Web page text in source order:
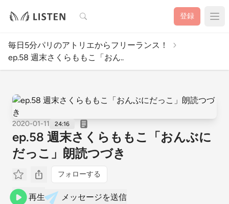
検索 登録
毎日5分パリのアトリエからフリーランス！
ep.58 週末さくらももこ「おん..
2020-01-11 24:16
ep.58 週末さくらももこ「おんぶに
だっこ」朗読つづき
フォローする
再生 メッセージを送信